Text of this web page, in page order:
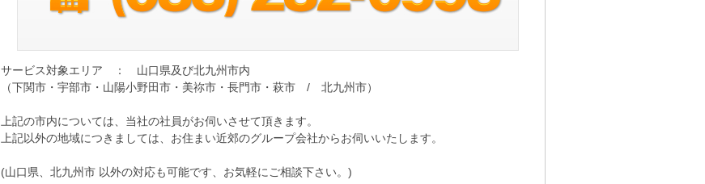
サービス対象エリア ： 山口県及び北九州市内
（下関市・宇部市・山陽小野田市・美祢市・長門市・萩市 / 北九州市）
上記の市内については、当社の社員がお伺いさせて頂きます。
上記以外の地域につきましては、お住まい近郊のグループ会社からお伺いいたします。
(山口県、北九州市 以外の対応も可能です、お気軽にご相談下さい。)